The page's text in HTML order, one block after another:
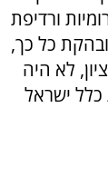
ורדיפת
כל כך,
לא היה
כלל ישראל